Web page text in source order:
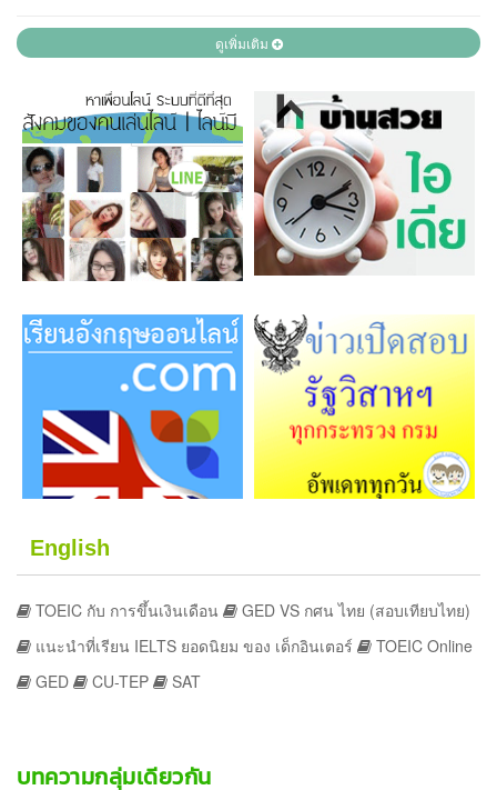
ดูเพิ่มเติม
English
TOEIC กับ การขึ้นเงินเดือน
GED VS กศน ไทย (สอบเทียบไทย)
แนะนำที่เรียน IELTS ยอดนิยม ของ เด็กอินเตอร์
TOEIC Online
GED
CU-TEP SAT
บทความกลุ่มเดียวกัน